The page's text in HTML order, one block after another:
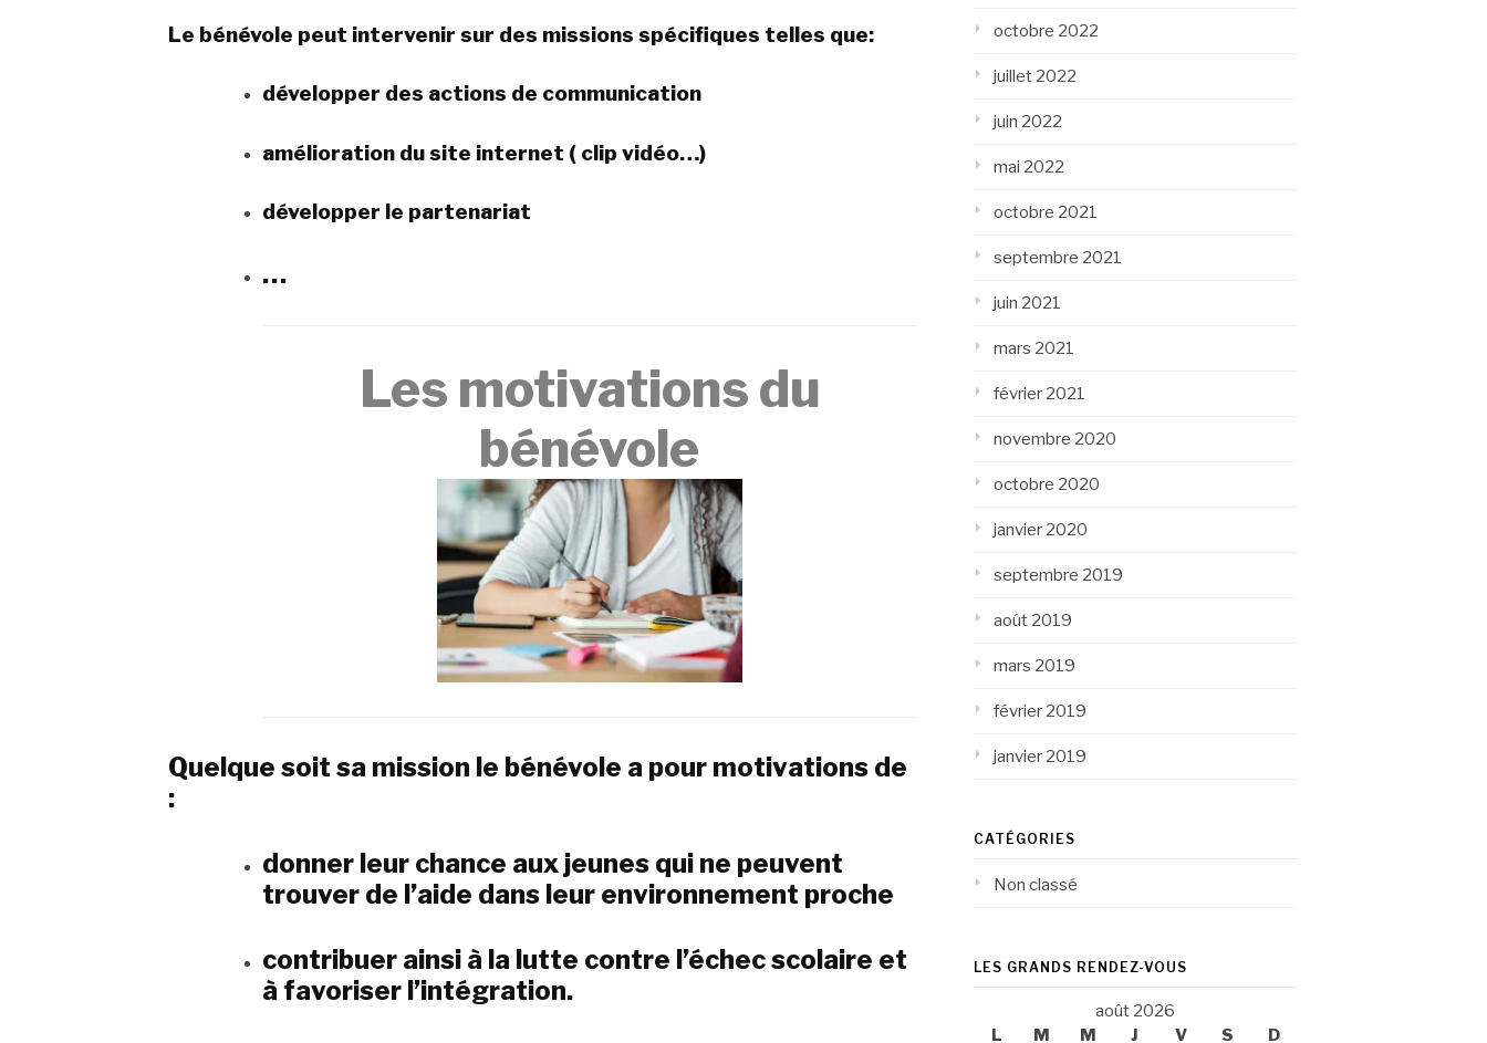
Le bénévole peut intervenir sur des missions spécifiques telles que:
développer des actions de communication
amélioration du site internet ( clip vidéo…)
développer le partenariat
…
Les motivations du
bénévole
Quelque soit sa mission le bénévole a pour motivations de
:
donner leur chance aux jeunes qui ne peuvent
trouver de l’aide dans leur environnement proche
contribuer ainsi à la lutte contre l’échec scolaire et
à favoriser l’intégration.
octobre 2022
juillet 2022
juin 2022
mai 2022
octobre 2021
septembre 2021
juin 2021
mars 2021
février 2021
novembre 2020
octobre 2020
janvier 2020
septembre 2019
août 2019
mars 2019
février 2019
janvier 2019
CATÉGORIES
Non classé
LES GRANDS RENDEZ-VOUS
août 2026
L
M M J V S D